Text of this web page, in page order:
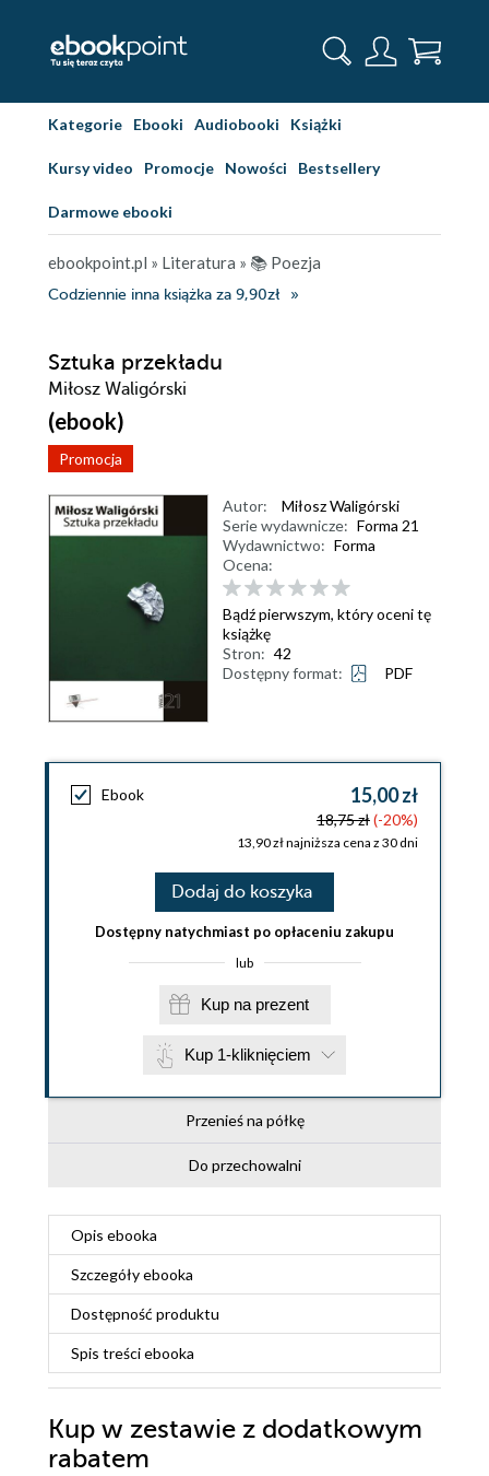
Kategorie Ebooki Audiobooki Książki
Kursy video Promocje Nowości Bestsellery
Darmowe ebooki
ebookpoint.pl » Literatura » 📚 Poezja
Codziennie inna książka za 9,90zł
Sztuka przekładu
Miłosz Waligórski
(ebook)
Promocja
Autor:
Miłosz Waligórski
Serie wydawnicze: Forma 21
Wydawnictwo: Forma
Ocena:
Bądź pierwszym, który oceni tę
książkę
Stron: 42
Dostępny format:
PDF
Ebook 15,00 zł
18,75 zł(-20%)
13,90 zł najniższa cena z 30 dni
Dodaj do koszyka
Dostępny natychmiast po opłaceniu zakupu
lub
Kup na prezent
Kup 1-kliknięciem
Przenieś na półkę
Do przechowalni
Opis ebooka
Szczegółyebooka
Dostępność produktu
Spis treściebooka
Kup w zestawie z dodatkowym
rabatem